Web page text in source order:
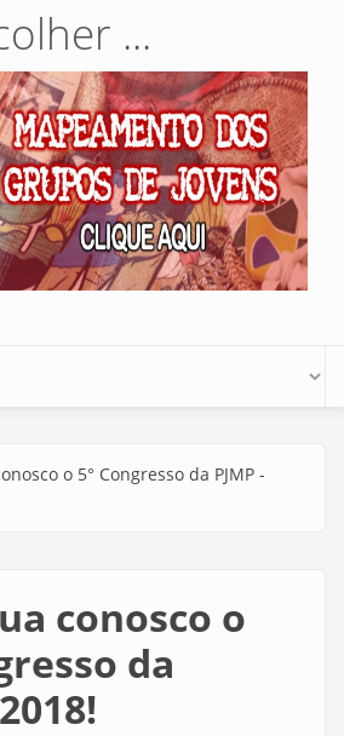
...
o 5° Congresso da PJMP -
conosco o
da